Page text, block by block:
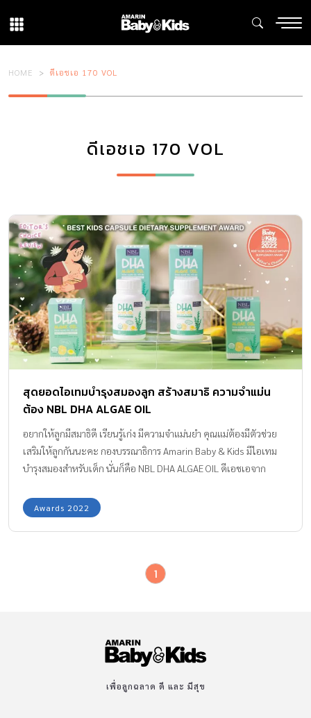
HOME ดีเอชเอ 170 VOL
ดีเอชเอ 170 VOL
สุดยอดไอเทมบำรุงสมองลูก สร้างสมาธิ ความจำแม่น
ต้อง NBL DHA ALGAE OIL
อยากให้ลูกมีสมาธิดี เรียนรู้เก่ง มีความจำแม่นยำ คุณแม่ต้องมีตัวช่วย
เสริมให้ลูกกันนะคะ กองบรรณาธิการ Amarin Baby & Kids มีไอเทม
บำรุงสมองสำหรับเด็ก นั่นก็คือ NBL DHA ALGAE OIL ดีเอชเอจาก
เด็กมาด้วยนะคะ DHA (ดีเอชเอ) คืออะไร ? DHA
(Docosahexaenoic acid ; DHA) คือ กรดไขมันจำเป็นในกลุ่มโอเมก้า
สวาย ปลาช่อน และสาหร่ายทะเลบางชนิด เป็นต้น DHA (ดีเอชเอ) เป็น
ประสาท ดีเอชเอ ช่วยเพิ่มจุดต่อเซลล์สมอง เพื่อการเรียนรู้ที่มี
ประสิทธิภาพ ดีเอชเอ ช่วยให้สมองจำได้ดี ดีเอชเอ […]
Awards 2022
1
เพื่อลูกฉลาด ดี และ มีสุข